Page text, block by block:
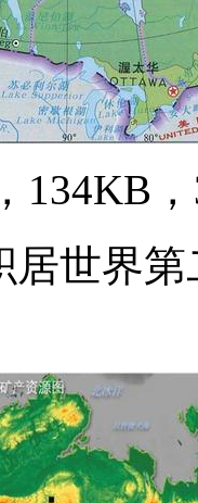
134KB
居世界